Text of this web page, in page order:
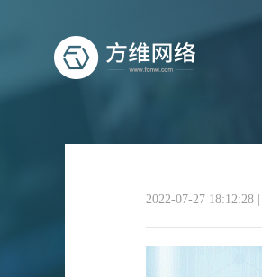
2022-07-27 18:12:28 |